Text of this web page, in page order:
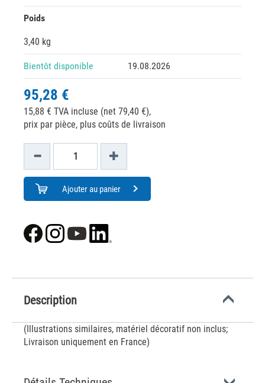
Poids
3,40 kg
Bientôt disponible 19.08.2026
95,28 €
15,88 € TVA incluse (net 79,40 €),
prix par pièce, plus coûts de livraison
Ajouter au panier
Description
(Illustrations similaires, matériel décoratif non inclus;
Livraison uniquement en France)